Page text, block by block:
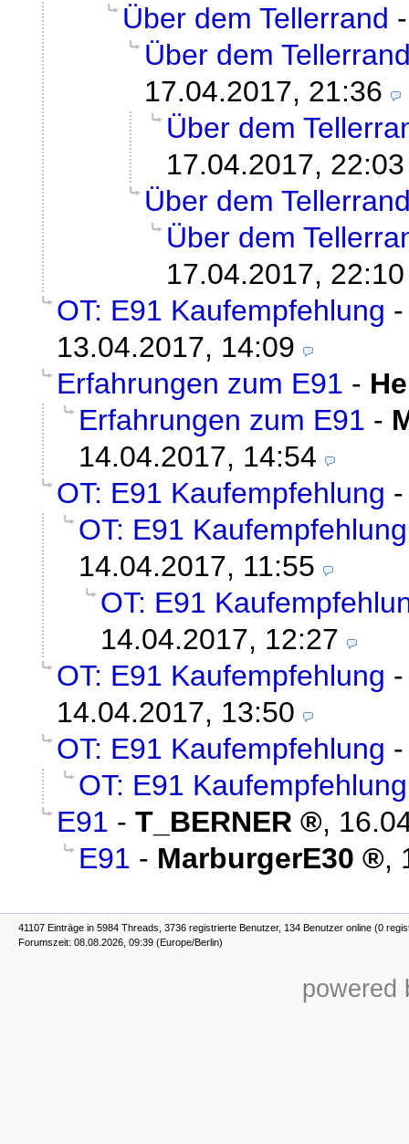
Über dem Tellerrand
Über dem
17.04.2017, 21:36
Über dem
17.04.2017, 22:03
Über dem
Über dem
17.04.2017, 22:10
OT: E91 Kaufempfehlung
13.04.2017, 14:09
Erfahrungen zum E91 -
Erfahrungen zum E91 -
14.04.2017, 14:54
OT: E91 Kaufempfehlung
OT: E91 Kaufempfehlung
14.04.2017, 11:55
OT: E91
14.04.2017, 12:27
OT: E91 Kaufempfehlung
14.04.2017, 13:50
OT: E91 Kaufempfehlung
OT: E91 Kaufempfehlung
E91 - T_BERNER ,
E91 - MarburgerE30 ,
41107 Einträge in 5984 Threads, 3736 registrierte Benutzer, 134 Benutzer online (0
Forumszeit: 08.08.2026, 09:39 (Europe/Berlin)
powered